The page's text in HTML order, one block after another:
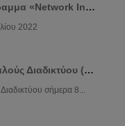
Εκπαιδευτικό πρόγραμμα «Network Investigations»
2022
Διεθνής Ημέρα Ασφαλούς Διαδικτύου (SID) 2022
σήμερα 8...